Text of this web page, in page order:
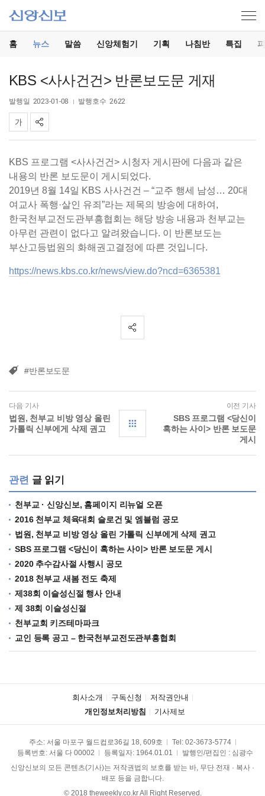
홈 뉴스 말씀 신앙체험기 기획 나침반 특집
KBS <사사건건> 반론보도문 게재
발행일 2023-01-08 발행호수 2622
KBS 프로그램 <사사건건> 시청자 게시판에 다음과 같은
내용의 반론 보도문이 게시되었다.
2019년 8월 14일 KBS 사사건건 – “교주 행세 남성… 20대
여교사 폭행·살인 유죄”라는 제목의 방송에 대하여,
한국천부교전도관부흥협회는 해당 방송 내용과 천부교는
아무런 관련이 없다고 알려왔습니다. 이 반론보도는
부산고등법원의 화해권고결정에 따른 것입니다.
https://news.kbs.co.kr/news/view.do?ncd=6365381
#반론보도문
다음 기사
법원, 천부교 비방 영상 올린
가톨릭 신부에게 삭제 권고
이전 기사
SBS 프로그램 <당신이
혹하는 사이> 반론 보도문
게시
관련 글 읽기
천부교 · 신앙신보, 홈페이지 리뉴얼 오픈
2016 천부교 체육대회 슬로건 및 엠블럼 공모
법원, 천부교 비방 영상 올린 가톨릭 신부에게 삭제 권고
SBS 프로그램 <당신이 혹하는 사이> 반론 보도문 게시
2020 추수감사절 사행시 공모
2018 천부교 새봄 전도 축제
제38회 이슬성신절 행사 안내
제 38회 이슬성신절
천부교회 키즈테마파크
교인 등록 공고 – 한국천부교전도관부흥협회
회사소개 구독신청
저작권안내
개인정보처리방침
기사제보
주소: 서울 마포구 월드컵로36길 18, 609호 Tel: 02-3673-5774
등록번호: 서울 다 00002
등록일자: 1964.01.01
발행인/편집인 : 심광수
신앙신보의 모든 콘텐츠(기사)는 저작권법의 보호를 받는 바, 무단 전재 · 복사 ·
배포 등을 금합니다.
© 2018 theweekly.co.kr All Right Reserved.